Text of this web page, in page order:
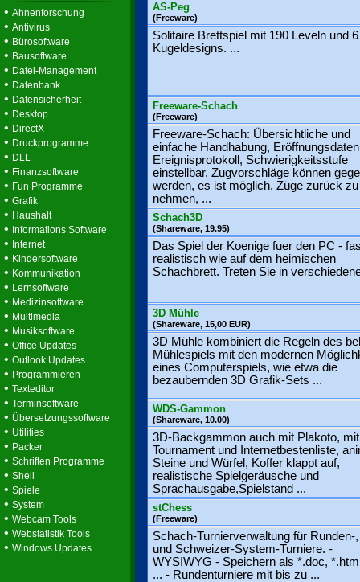
• Ahnenforschung
• Antivirus
• Bürosoftware
• Bausoftware
• Datei-Management
• Datenbank
• Datensicherheit
• Desktop
• DirectX
• Druckprogramme
• DLL
• Finanzsoftware
• Fun Programme
• Grafik
• Haushalt
• Informations Software
• Internet
• Kindersoftware
• Kommunikation
• Lernsoftware
• Medizinsoftware
• Multimedia
• Musiksoftware
• Office Updates
• Outlook Updates
• Programmieren
• Texteditor
• Terminsoftware
• Übersetzungssoftware
• Utilities
• Packer
• Schriften Programme
• Shell
• Spiele
• System
• Webcam Tools
• Webstatistik Tools
• Windows Updates
AS-Peg
(Freeware)
Solitaire Brettspiel mit 190 Leveln und 6
Kugeldesigns. ...
Freeware-Schach
(Freeware)
Freeware-Schach: Übersichtliche und
einfache Handhabung,
Ereignisprotokoll, Schwierigkeitsstufe
einstellbar, Zugvorschläge können
werden, es ist möglich, Züge zurück zu
nehmen, ...
Schach3D
(Shareware, 19.95)
Das Spiel der Koenige fuer den PC -
realistisch wie auf dem heimischen
Schachbrett. Treten Sie in
3D Mühle
(Shareware, 15,00 EUR)
3D Mühle kombiniert die Regeln des
Mühlespiels mit den modernen
eines Computerspiels, wie etwa die
bezaubernden 3D Grafik-Sets ...
WDS-Gammon
(Shareware, 10.00)
3D-Backgammon auch mit Plakoto, mit
Tournament und Internetbestenliste,
Steine und Würfel, Koffer klappt auf,
realistische Spielgeräusche und
Sprachausgabe,Spielstand ...
stChess
(Freeware)
Schach-Turnierverwaltung für Runden-
und Schweizer-System-Turniere. -
WYSIWYG - Speichern als *.doc,
... - Rundenturniere mit bis zu ...